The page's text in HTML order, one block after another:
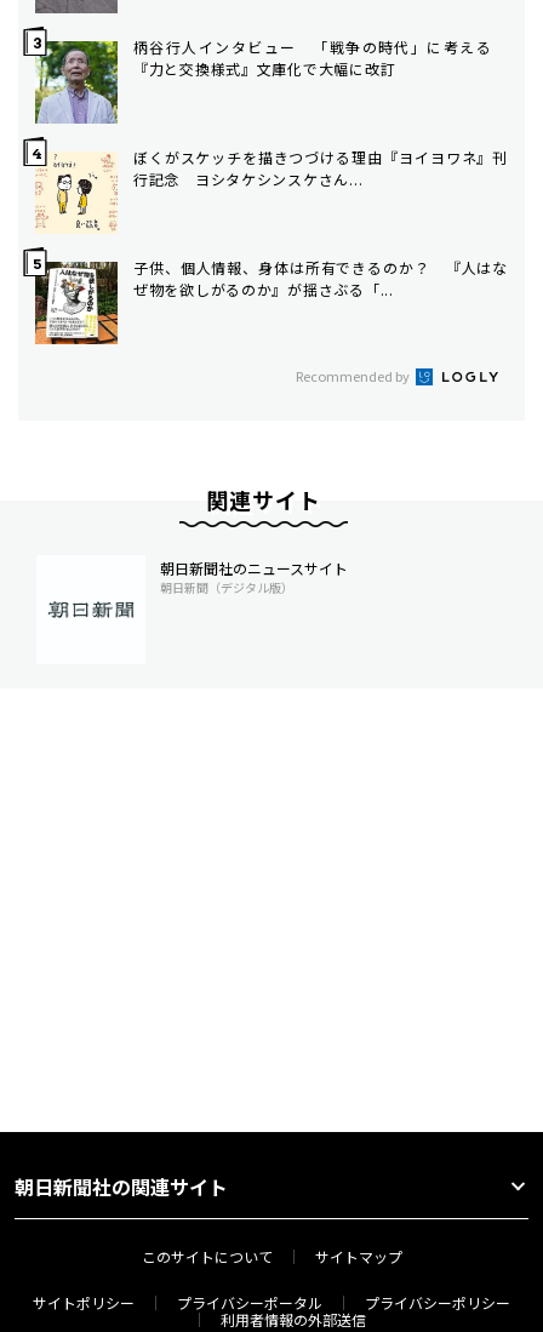
柄谷行人インタビュー 「戦争の時代」に考える
『力と交換様式』文庫化で大幅に改訂
ぼくがスケッチを描きつづける理由――『ヨイヨワネ』刊
行記念 ヨシタケシンスケさん...
子供、個人情報、身体は所有できるのか？ 『人はな
ぜ物を欲しがるのか』が揺さぶる「...
Recommended by
関連サイト
朝日新聞社のニュースサイト
朝日新聞（デジタル版）
朝日新聞社の関連サイト
このサイトについて サイトマップ
サイトポリシー プライバシーポータル
プライバシーポリシー
利用者情報の外部送信